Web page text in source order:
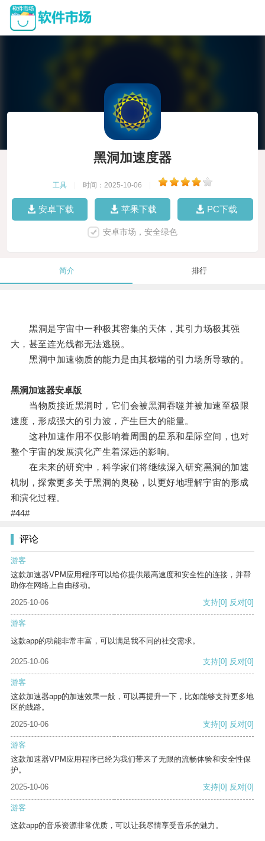
黑洞加速度器
工具 时间：2025-10-06
安卓下载 苹果下载 PC下载
安卓市场，安全绿色
简介 排行
黑洞是宇宙中一种极其密集的天体，其引力场极其强
大，甚至连光线都无法逃脱。
黑洞中加速物质的能力是由其极端的引力场所导致的。
黑洞加速器安卓版
当物质接近黑洞时，它们会被黑洞吞噬并被加速至极限
速度，形成强大的引力波，产生巨大的能量。
这种加速作用不仅影响着周围的星系和星际空间，也对
整个宇宙的发展演化产生着深远的影响。
在未来的研究中，科学家们将继续深入研究黑洞的加速
机制，探索更多关于黑洞的奥秘，以更好地理解宇宙的形成
和演化过程。
#44#
评论
游客
这款加速器VPM应用程序可以给你提供最高速度和安全性的连接，并帮
助你在网络上自由移动。
2025-10-06
支持[0] 反对[0]
游客
这款app的功能非常丰富，可以满足我不同的社交需求。
2025-10-06 支持[0] 反对[0]
游客
这款加速器app的加速效果一般，可以再提升一下，比如能够支持更多地
区的线路。
2025-10-06
支持[0] 反对[0]
游客
这款加速器VPM应用程序已经为我们带来了无限的流畅体验和安全性保
护。
2025-10-06
支持[0] 反对[0]
游客
这款app的音乐资源非常优质，可以让我尽情享受音乐的魅力。